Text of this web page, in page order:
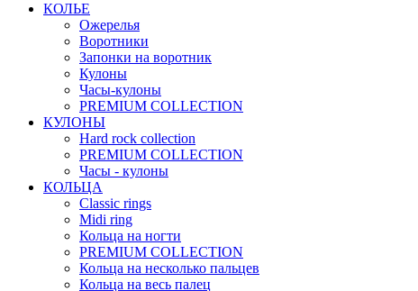
КОЛЬЕ
Ожерелья
Воротники
Запонки на воротник
Кулоны
Часы-кулоны
PREMIUM COLLECTION
КУЛОНЫ
Hard rock collection
PREMIUM COLLECTION
Часы - кулоны
КОЛЬЦА
Classic rings
Midi ring
Кольца на ногти
PREMIUM COLLECTION
Кольца на несколько пальцев
Кольца на весь палец